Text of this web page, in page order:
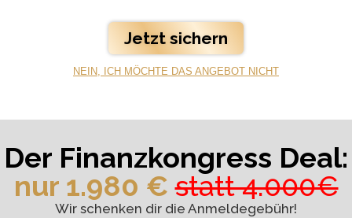
Jetzt sichern
NEIN, ICH MÖCHTE DAS ANGEBOT NICHT
Der Finanzkongress Deal:
nur 1.980 € statt 4.000€
Wir schenken dir die Anmeldegebühr!